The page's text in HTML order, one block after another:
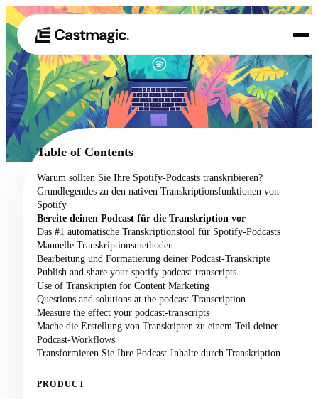
01 Produkt
Anwendungsfälle
Preisgestaltung
Über uns
Table of Contents
Warum sollten Sie Ihre Spotify-Podcasts transkribieren?
Grundlegendes zu den nativen Transkriptionsfunktionen von
Spotify
Bereite deinen Podcast für die Transkription vor
Das #1 automatische Transkriptionstool für Spotify-Podcasts
Manuelle Transkriptionsmethoden
Bearbeitung und Formatierung deiner Podcast-Transkripte
Publish and share your spotify podcast-transcripts
Use of Transkripten for Content Marketing
Questions and solutions at the podcast-Transcription
Measure the effect your podcast-transcripts
Mache die Erstellung von Transkripten zu einem Teil deiner
Podcast-Workflows
Transformieren Sie Ihre Podcast-Inhalte durch Transkription
PRODUCT